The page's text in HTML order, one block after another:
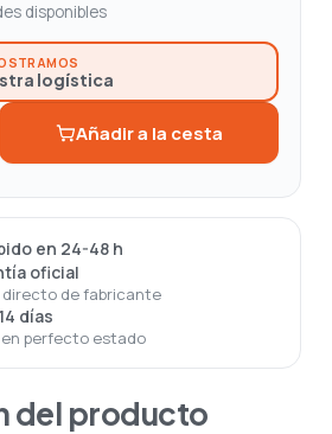
disponibles
logística
Añadir a la cesta
en 24-48 h
oficial
de fabricante
días
perfecto estado
del producto